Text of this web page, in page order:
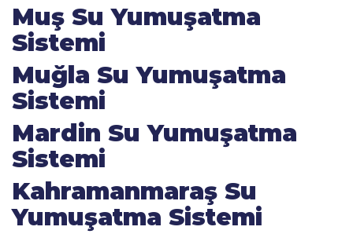
Muş Su Yumuşatma
Sistemi
Muğla Su Yumuşatma
Sistemi
Mardin Su Yumuşatma
Sistemi
Kahramanmaraş Su
Yumuşatma Sistemi